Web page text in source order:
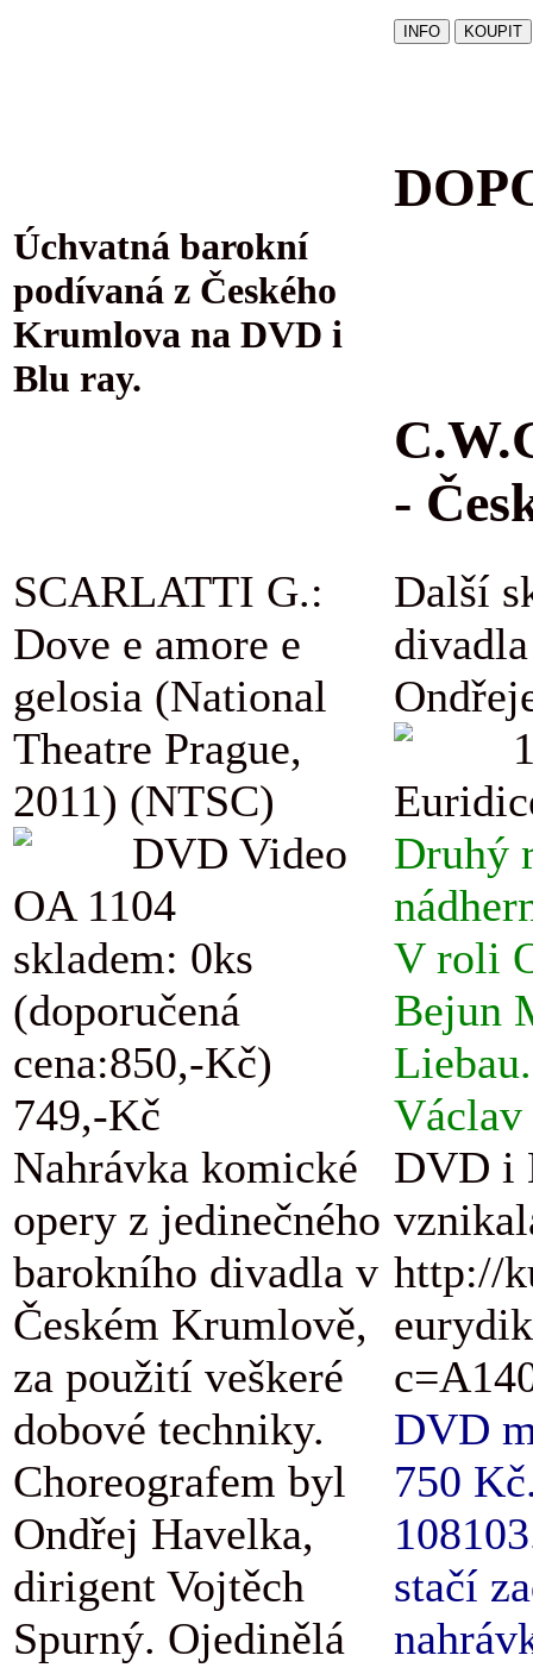
Úchvatná barokní
podívaná z Českého
Krumlova na DVD i
Blu ray.
-
SCARLATTI G.:
Dove e amore e
gelosia (National
Theatre Prague,
2011) (NTSC)
DVD Video
OA 1104
skladem: 0ks
(doporučená
cena:850,-Kč)
749,-Kč
Nahrávka komické
opery z jedinečného
barokního divadla v
Českém Krumlově,
za použití veškeré
dobové techniky.
Choreografem byl
Ondřej Havelka,
dirigent Vojtěch
Spurný. Ojedinělá
Další
Druhý
V roli
Bejun
DVD i
http://
DVD
750
stačí